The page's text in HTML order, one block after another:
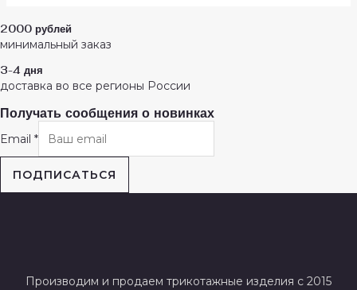
2000 рублей
минимальный заказ
3-4 дня
доставка во все регионы России
Получать сообщения о новинках
Email *
ПОДПИСАТЬСЯ
Производим и продаем трикотажные изделия с 2015